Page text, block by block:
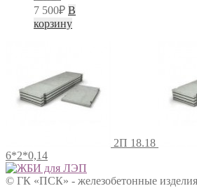
7 500₽ В
корзину
2П 18.18
6*2*0,14
© ГК «ПСК» - железобетонные изделия